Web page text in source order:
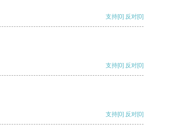
支持[0] 反对[0]
支持[0] 反对[0]
支持[0] 反对[0]